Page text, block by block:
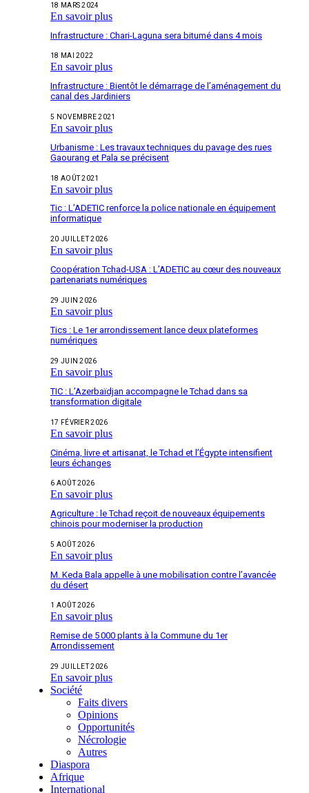
18 MARS 2024
En savoir plus
Infrastructure : Chari-Laguna sera bitumé dans 4 mois
18 MAI 2022
En savoir plus
Infrastructure : Bientôt le démarrage de l’aménagement du
canal des Jardiniers
5 NOVEMBRE 2021
En savoir plus
Urbanisme : Les travaux techniques du pavage des rues
Gaourang et Pala se précisent
18 AOÛT 2021
En savoir plus
Tic : L’ADETIC renforce la police nationale en équipement
informatique
20 JUILLET 2026
En savoir plus
Coopération Tchad-USA : L’ADETIC au cœur des nouveaux
partenariats numériques
29 JUIN 2026
En savoir plus
Tics : Le 1er arrondissement lance deux plateformes
numériques
29 JUIN 2026
En savoir plus
TIC : L’Azerbaïdjan accompagne le Tchad dans sa
transformation digitale
17 FÉVRIER 2026
En savoir plus
Cinéma, livre et artisanat, le Tchad et l’Égypte intensifient
leurs échanges
6 AOÛT 2026
En savoir plus
Agriculture : le Tchad reçoit de nouveaux équipements
chinois pour moderniser la production
5 AOÛT 2026
En savoir plus
M. Keda Bala appelle à une mobilisation contre l’avancée
du désert
1 AOÛT 2026
En savoir plus
Remise de 5 000 plants à la Commune du 1er
Arrondissement
29 JUILLET 2026
En savoir plus
Société
Faits divers
Opinions
Opportunités
Nécrologie
Autres
Diaspora
Afrique
International